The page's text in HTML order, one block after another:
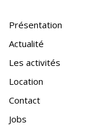
Présentation
Actualité
Les activités
Location
Contact
Jobs